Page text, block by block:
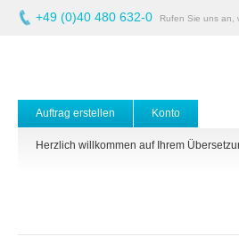
+49 (0)40 480 632-0 Rufen Sie uns an,
Auftrag erstellen Konto
Herzlich willkommen auf Ihrem